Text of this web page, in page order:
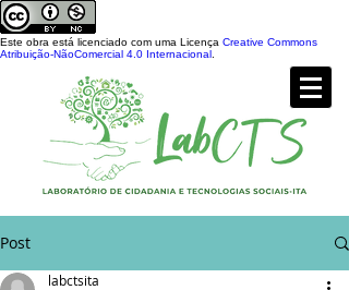
Este obra está licenciado com uma Licença Creative Commons
Atribuição-NãoComercial 4.0 Internacional
Post
labctsita